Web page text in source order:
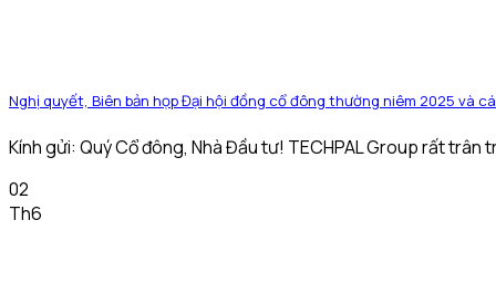
Nghị quyết, Biên bản họp Đại hội đồng cổ đông thường niêm 2025 và
Kính gửi: Quý Cổ đông, Nhà Đầu tư! TECHPAL Group rất trân
02
Th6